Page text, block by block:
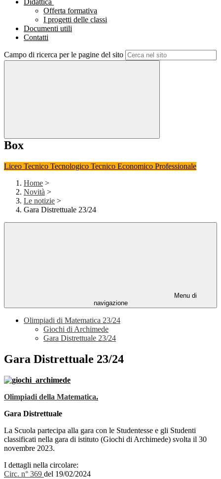
Didattica
Offerta formativa
I progetti delle classi
Documenti utili
Contatti
Campo di ricerca per le pagine del sito
Box
Liceo Tecnico Tecnologico Tecnico Economico Professionale
Home >
Novità >
Le notizie >
Gara Distrettuale 23/24
Menu di
navigazione
Olimpiadi di Matematica 23/24
Giochi di Archimede
Gara Distrettuale 23/24
Gara Distrettuale 23/24
Olimpiadi della Matematica.
Gara Distrettuale
La Scuola partecipa alla gara con le Studentesse e gli Studenti
classificati nella gara di istituto (Giochi di Archimede) svolta il 30
novembre 2023.
I dettagli nella circolare:
Circ. n° 369 del 19/02/2024